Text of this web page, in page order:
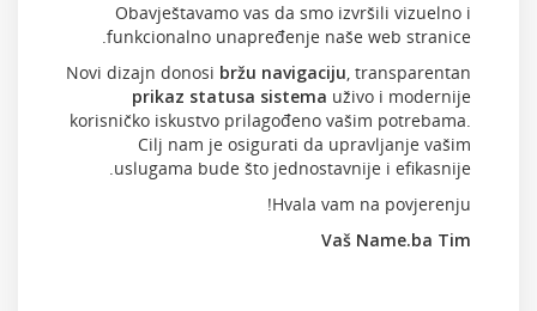
Obavještavamo vas da smo izvršili vizuelno i
funkcionalno unapređenje naše web stranice.
Novi dizajn donosi bržu navigaciju, transparentan
prikaz statusa sistema uživo i modernije
korisničko iskustvo prilagođeno vašim potrebama.
Cilj nam je osigurati da upravljanje vašim
uslugama bude što jednostavnije i efikasnije.
Hvala vam na povjerenju!
Vaš Name.ba Tim